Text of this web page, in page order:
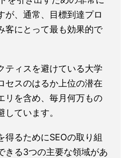
が、通常、目標到達プロ
客にとって最も効果的で
ティスを避けている大学
セスのはるか上位の潜在
リを含め、毎月何万もの
ています。
得るためにSEOの取り組
きる3つの主要な領域があ